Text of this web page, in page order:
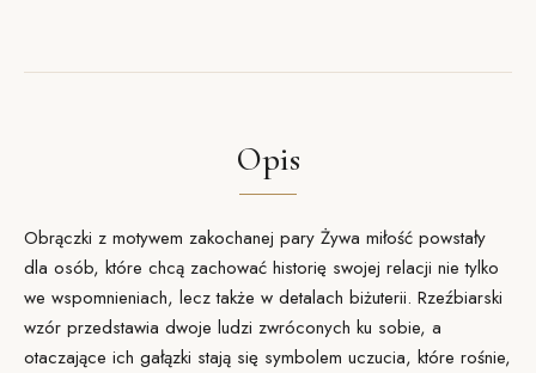
Opis
Obrączki z motywem zakochanej pary Żywa miłość powstały
dla osób, które chcą zachować historię swojej relacji nie tylko
we wspomnieniach, lecz także w detalach biżuterii. Rzeźbiarski
wzór przedstawia dwoje ludzi zwróconych ku sobie, a
otaczające ich gałązki stają się symbolem uczucia, które rośnie,